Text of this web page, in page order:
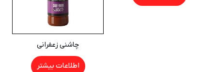
چاشنی زعفرانی
اطلاعات بیشتر